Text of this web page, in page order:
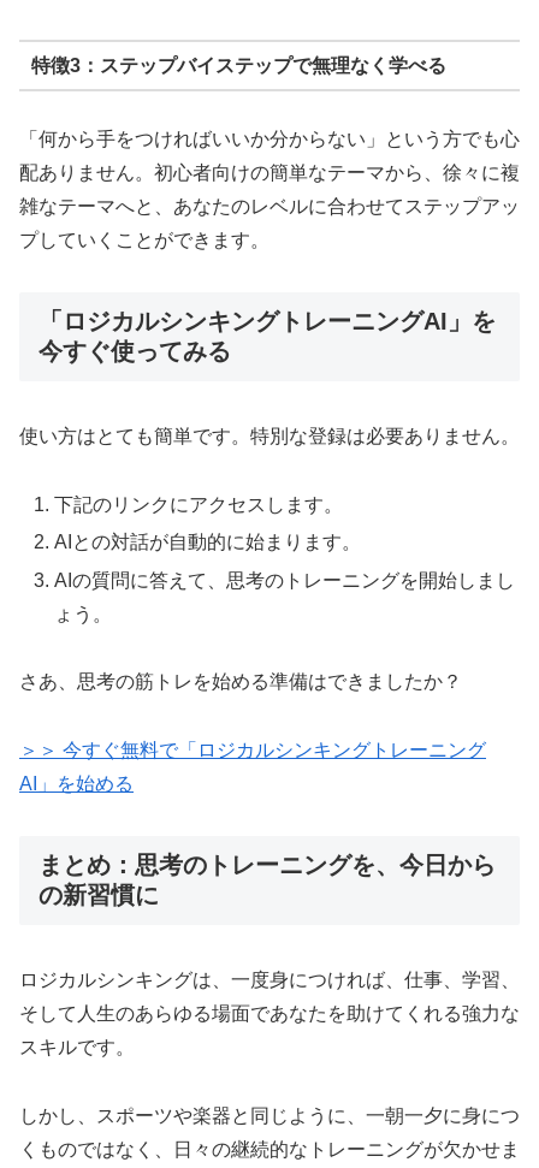
特徴3：ステップバイステップで無理なく学べる
「何から手をつければいいか分からない」という方でも心
配ありません。初心者向けの簡単なテーマから、徐々に複
雑なテーマへと、あなたのレベルに合わせてステップアッ
プしていくことができます。
「ロジカルシンキングトレーニングAI」を
今すぐ使ってみる
使い方はとても簡単です。特別な登録は必要ありません。
下記のリンクにアクセスします。
AIとの対話が自動的に始まります。
AIの質問に答えて、思考のトレーニングを開始しまし
ょう。
さあ、思考の筋トレを始める準備はできましたか？
＞＞ 今すぐ無料で「ロジカルシンキングトレーニング
AI」を始める
まとめ：思考のトレーニングを、今日から
の新習慣に
ロジカルシンキングは、一度身につければ、仕事、学習、
そして人生のあらゆる場面であなたを助けてくれる強力な
スキルです。
しかし、スポーツや楽器と同じように、一朝一夕に身につ
くものではなく、日々の継続的なトレーニングが欠かせま